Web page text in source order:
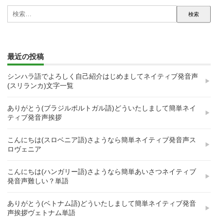
索:
最近の投稿
シンハラ語でよろしく自己紹介はじめましてネイティブ発音声
(スリランカ)文字一覧
ありがとう(ブラジルポルトガル語)どういたしまして簡単ネイ
ティブ発音声挨拶
こんにちは(スロベニア語)さようなら簡単ネイティブ発音声ス
ロヴェニア
こんにちは(ハンガリー語)さようなら簡単あいさつネイティブ
発音声難しい？単語
ありがとう(ベトナム語)どういたしまして簡単ネイティブ発音
声挨拶ヴェトナム単語